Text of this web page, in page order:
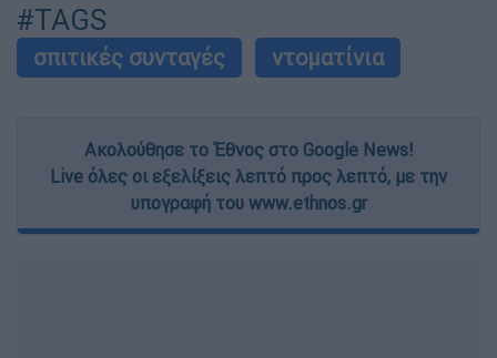
#TAGS
σπιτικές συνταγές ντοματίνια
Ακολούθησε το Έθνος στο Google News!
Live όλες οι εξελίξεις λεπτό προς λεπτό, με την
υπογραφή του www.ethnos.gr